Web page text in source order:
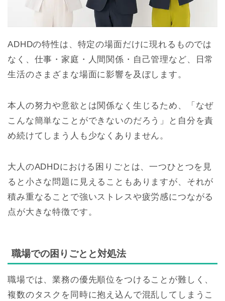
ADHDの特性は、特定の場面だけに現れるものでは
なく、仕事・家庭・人間関係・自己管理など、日常
生活のさまざまな場面に影響を及ぼします。
本人の努力や意欲とは関係なく生じるため、「なぜ
こんな簡単なことができないのだろう」と自分を責
め続けてしまう人も少なくありません。
大人のADHDにおける困りごとは、一つひとつを見
ると小さな問題に見えることもありますが、それが
積み重なることで強いストレスや疲労感につながる
点が大きな特徴です。
職場での困りごとと対処法
職場では、業務の優先順位をつけることが難しく、
複数のタスクを同時に抱え込んで混乱してしまうこ